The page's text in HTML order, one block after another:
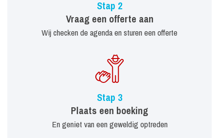
Stap 2
Vraag een offerte aan
Wij checken de agenda en sturen een offerte
Stap 3
Plaats een boeking
En geniet van een geweldig optreden